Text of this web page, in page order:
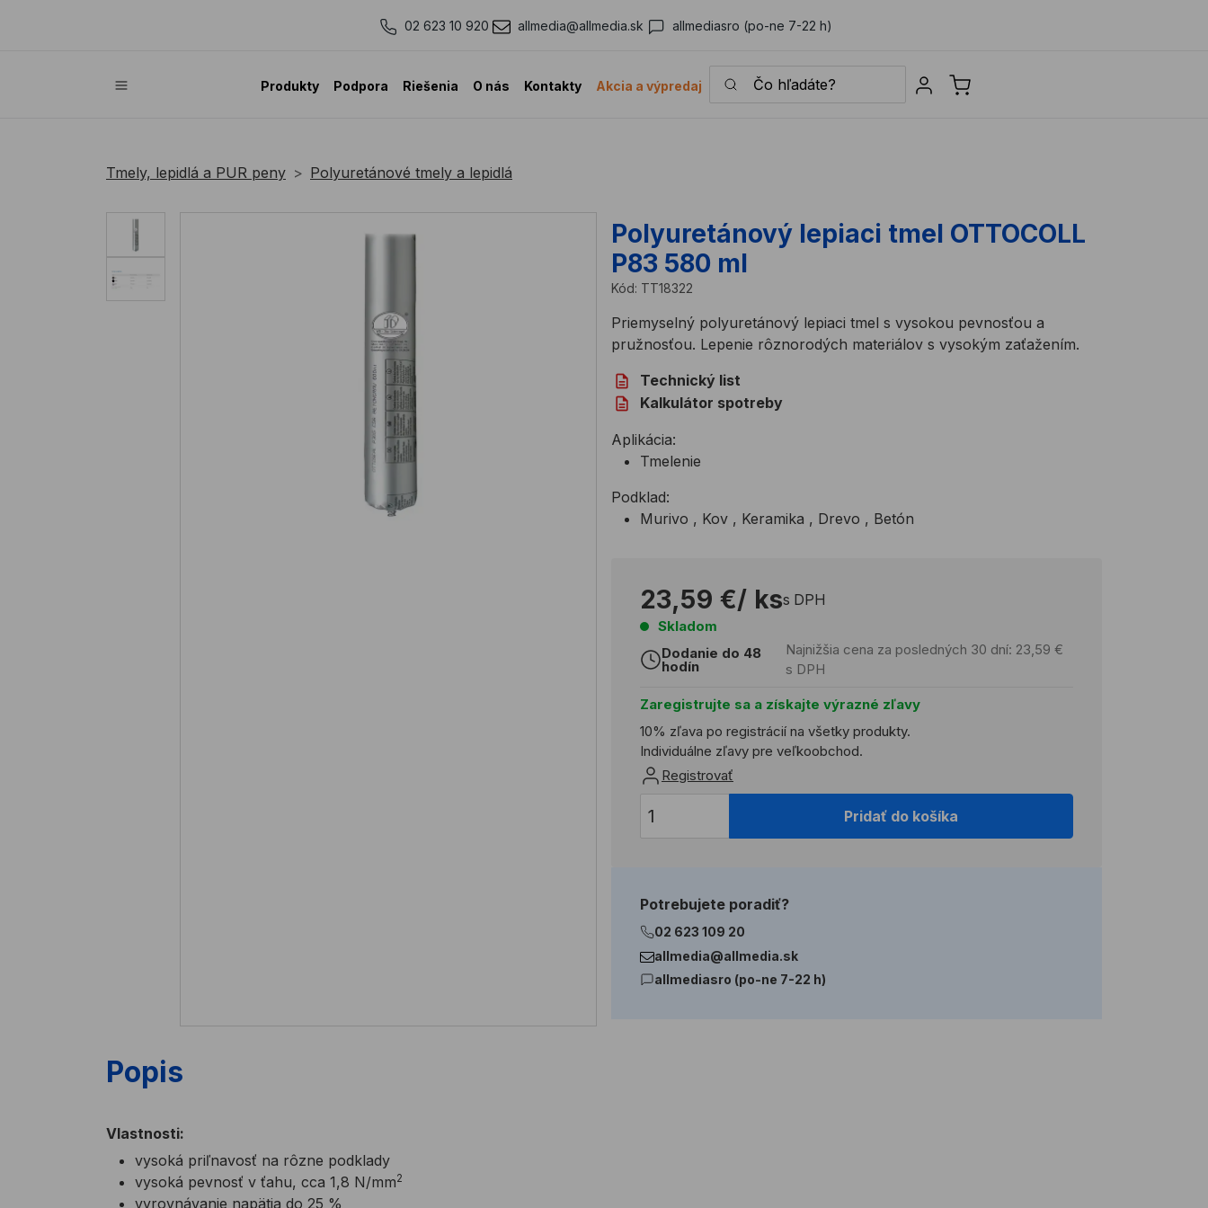
02 623 10 920 allmedia@allmedia.sk allmediasro (po-ne 7-22 h)
Produkty Podpora Riešenia O nás Kontakty Akcia a výpredaj
Čo hľadáte? Sign in
Tmely, lepidlá a PUR peny Polyuretánové tmely a lepidlá
Polyuretánový lepiaci tmel OTTOCOLL
P83 580 ml
Kód: TT18322
Priemyselný polyuretánový lepiaci tmel s vysokou pevnosťou a
pružnosťou. Lepenie rôznorodých materiálov s vysokým zaťažením.
Technický list
Kalkulátor spotreby
Aplikácia:
Tmelenie
Podklad:
Murivo , Kov , Keramika , Drevo , Betón
23,59 €/ kss DPH
Skladom
Dodanie do 48
hodín
Najnižšia cena za posledných 30 dní: 23,59 €
s DPH
Zaregistrujte sa a získajte výrazné zľavy
10% zľava po registrácií na všetky produkty.
Individuálne zľavy pre veľkoobchod.
Registrovať
Pridať do košíka
Potrebujete poradiť?
02 623 109 20
allmedia@allmedia.sk
allmediasro (po-ne 7-22 h)
Popis
Vlastnosti:
vysoká priľnavosť na rôzne podklady
vysoká pevnosť v ťahu, cca 1,8 N/mm2
vyrovnávanie napätia do 25 %